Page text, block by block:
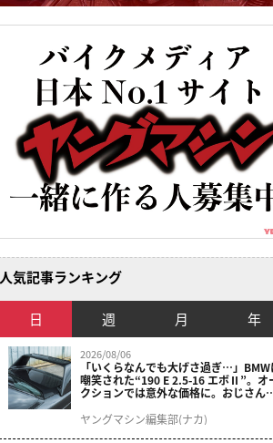
人気記事ランキング
日 週 月 年
2026/08/06
「いくらなんでも大げさ過ぎ…」BMW
嘲笑された“190 E 2.5-16 エボⅡ”。オ
クションでは意外な価格に。おじさん
ヤングマシン編集部(ナカ)